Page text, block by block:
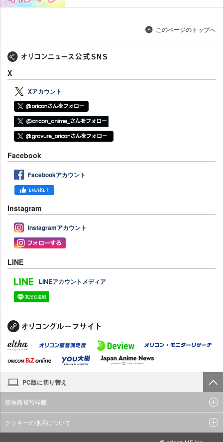
このページのトップへ
X
Xアカウント
Facebook
Facebookアカウント
Instagram
Instagramアカウント
LINE
LINEアカウントメディア
PC版に切り替え
禁無断複写転載
クッキーの使用について